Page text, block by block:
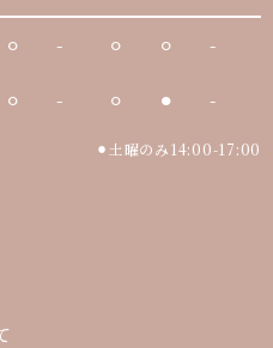
⚪︎ - ⚪︎ ⚪︎ -
⚪︎ - ⚪︎ ⚫︎ -
⚫︎土曜のみ14:00-17:00